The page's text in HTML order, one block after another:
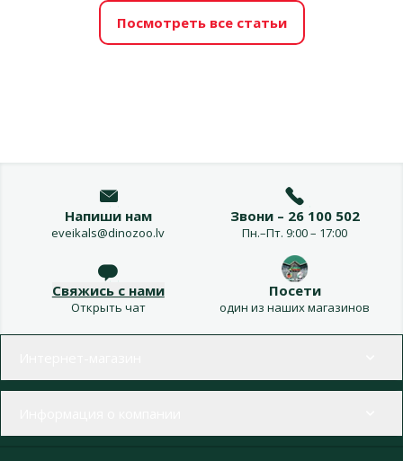
Посмотреть все статьи
Напиши нам
eveikals@dinozoo.lv
Звони – 26 100 502
Пн.–Пт. 9:00 – 17:00
Свяжись с нами
Открыть чат
Посети
один из наших магазинов